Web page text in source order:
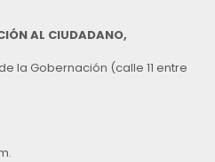
AL CIUDADANO,
la Gobernación (calle 11 entre